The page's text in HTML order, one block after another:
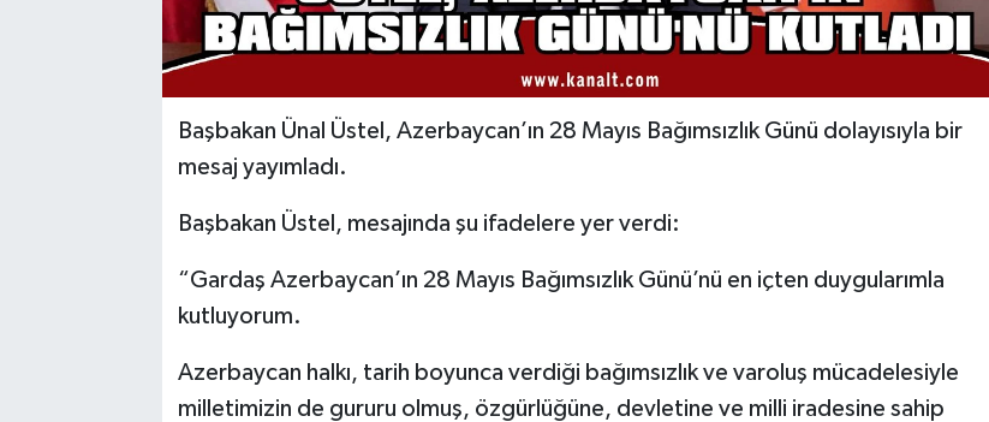
Başbakan Ünal Üstel, Azerbaycan’ın 28 Mayıs Bağımsızlık Günü dolayısıyla bir
mesaj yayımladı.
Başbakan Üstel, mesajında şu ifadelere yer verdi:
“Gardaş Azerbaycan’ın 28 Mayıs Bağımsızlık Günü’nü en içten duygularımla
kutluyorum.
Azerbaycan halkı, tarih boyunca verdiği bağımsızlık ve varoluş mücadelesiyle
milletimizin de gururu olmuş, özgürlüğüne, devletine ve milli iradesine sahip